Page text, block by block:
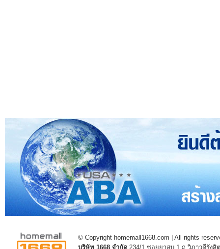
© Copyright homemall1668.com | All rights
บริษัท 1668 จำกัด 234/1 ซอยยาสูบ 1 ถ.วิภาวดีรัง